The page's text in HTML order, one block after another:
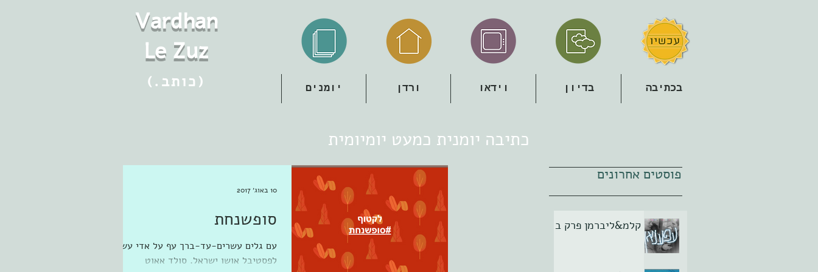
Vardhan
Le Zuz
(.כותב) בכתיבה בדיון וידאו ורדן יומנים
כתיבה יומנית כמעט יומיומית
סופשנחת
עם גלים עשרים-עד-ברך עף על אדי עשור
לפסטיבל אושו ישראל. סולד אאוט
10 באוג׳ 2017
פוסטים אחרונים
קלמ&ליברמן פרק ב